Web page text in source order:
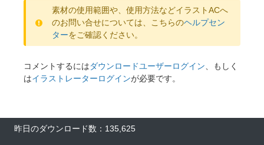
素材の使用範囲や、使用方法などイラストACへ
のお問い合せについては、こちらのヘルプセン
ターをご確認ください。
コメントするにはダウンロードユーザーログイン、もしく
はイラストレーターログインが必要です。
昨日のダウンロード数：135,625